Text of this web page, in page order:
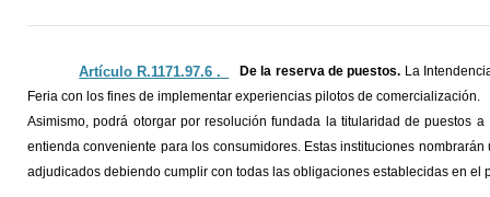
Artículo R.1171.97.6 ._ De la reserva de puestos. La
Feria con los fines de implementar experiencias pilotos de comercialización.
Asimismo, podrá otorgar por resolución fundada la titularidad de puestos
entienda conveniente para los consumidores. Estas instituciones
adjudicados debiendo cumplir con todas las obligaciones establecidas en el